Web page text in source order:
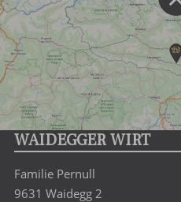
WAIDEGGER WIRT
Familie Pernull
9631 Waidegg 2